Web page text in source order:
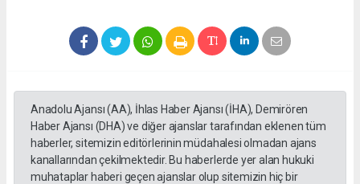
Anadolu Ajansı (AA), İhlas Haber Ajansı (İHA), Demirören
Haber Ajansı (DHA) ve diğer ajanslar tarafından eklenen tüm
haberler, sitemizin editörlerinin müdahalesi olmadan ajans
kanallarından çekilmektedir. Bu haberlerde yer alan hukuki
muhataplar haberi geçen ajanslar olup sitemizin hiç bir